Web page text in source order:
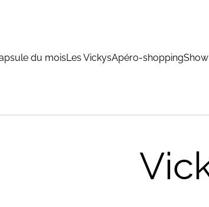
du moisLes VickysApéro-shopping